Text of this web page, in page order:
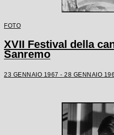
FOTO
XVII Festival della
Sanremo
23 GENNAIO 1967 - 28 GENNAIO